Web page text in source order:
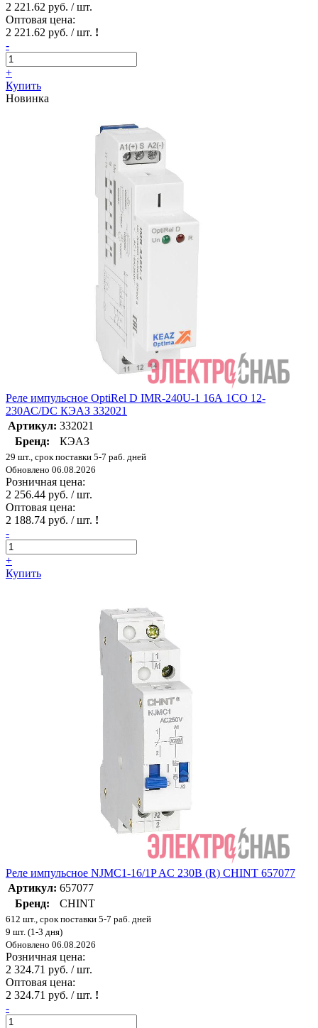
2 221.62 руб. / шт.
Оптовая цена:
2 221.62 руб. / шт. !
-
+
Купить
Новинка
Реле импульсное OptiRel D IMR-240U-1 16А 1СО 12-
230АС/DC КЭАЗ 332021
Артикул: 332021
Бренд:
КЭАЗ
29 шт., срок поставки 5-7 раб. дней
Обновлено 06.08.2026
Розничная цена:
2 256.44 руб. / шт.
Оптовая цена:
2 188.74 руб. / шт. !
-
+
Купить
Реле импульсное NJMC1-16/1P AC 230В (R) CHINT 657077
Артикул: 657077
Бренд:
CHINT
612 шт., срок поставки 5-7 раб. дней
9 шт. (1-3 дня)
Обновлено 06.08.2026
Розничная цена:
2 324.71 руб. / шт.
Оптовая цена:
2 324.71 руб. / шт. !
-